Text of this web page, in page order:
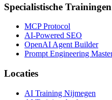
Specialistische Trainingen
MCP Protocol
AI-Powered SEO
OpenAI Agent Builder
Prompt Engineering
Locaties
AI Training Nijmegen